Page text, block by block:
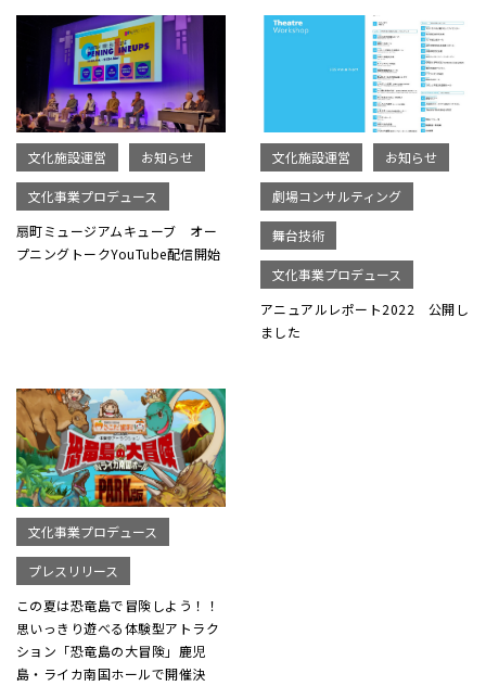
文化施設運営 お知らせ
文化事業プロデュース
扇町ミュージアムキューブ オー
プニングトークYouTube配信開始
文化施設運営 お知らせ
劇場コンサルティング
舞台技術
文化事業プロデュース
アニュアルレポート2022 公開し
ました
文化事業プロデュース
プレスリリース
この夏は恐竜島で冒険しよう！！
思いっきり遊べる体験型アトラク
ション「恐竜島の大冒険」鹿児
島・ライカ南国ホールで開催決